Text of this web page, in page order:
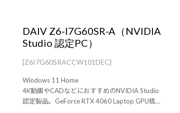
DAIV Z6-I7G60SR-A（NVIDIA
Studio 認定PC）
[Z6I7G60SRACCW101DEC]
Windows 11 Home
4K動画やCADなどにおすすめのNVIDIA Studio
認定製品。GeForce RTX 4060 Laptop GPU搭載